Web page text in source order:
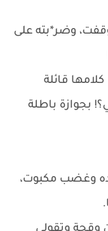
وضر*بته على
قائلة
بجوازة باطلة
وغضب مكبوت،